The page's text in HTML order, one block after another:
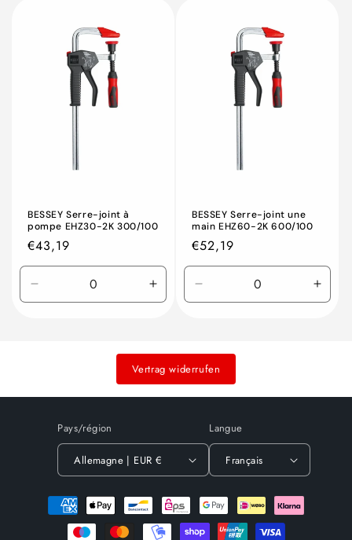
BESSEY Serre-joint à
pompe EHZ30-2K 300/100
Prix
habituel
€43,19
la
Augmenter
la
Default
Title
BESSEY Serre-joint une
main EHZ60-2K 600/100
Prix
habituel
€52,19
la
Default
Title
la
Vertrag widerrufen
Pays/région
Allemagne | EUR €
Langue
Français
Moyens